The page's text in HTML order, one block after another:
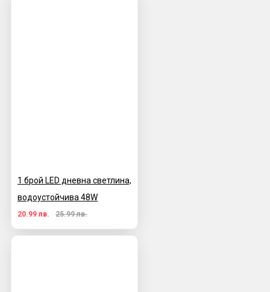
1 брой LED дневна светлина,
водоустойчива 48W
20.99 лв. 25.99 лв.